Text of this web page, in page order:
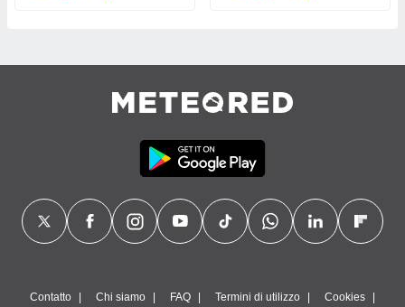
Contatto Chi siamo FAQ Termini di utilizzo Cookies